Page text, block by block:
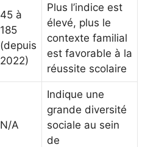
45 à
185
(depuis
2022)
Plus l’indice est
élevé, plus le
contexte familial
est favorable à la
réussite scolaire
N/A
Indique une
grande diversité
sociale au sein
de